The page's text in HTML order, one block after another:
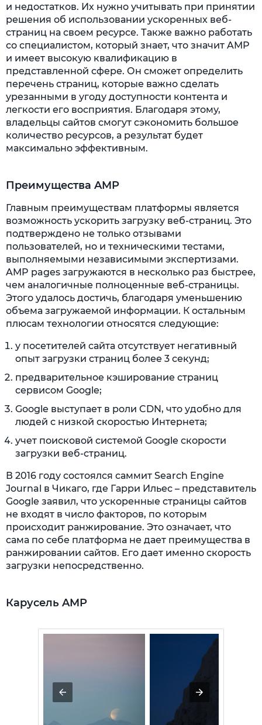
и недостатков. Их нужно учитывать при принятии
решения об использовании ускоренных веб-
страниц на своем ресурсе. Также важно работать
со специалистом, который знает, что значит AMP
и имеет высокую квалификацию в
представленной сфере. Он сможет определить
перечень страниц, которые важно сделать
урезанными в угоду доступности контента и
легкости его восприятия. Благодаря этому,
владельцы сайтов смогут сэкономить большое
количество ресурсов, а результат будет
максимально эффективным.
Преимущества AMP
Главным преимуществам платформы является
возможность ускорить загрузку веб-страниц. Это
подтверждено не только отзывами
пользователей, но и техническими тестами,
выполняемыми независимыми экспертизами.
AMP pages загружаются в несколько раз быстрее,
чем аналогичные полноценные веб-страницы.
Этого удалось достичь, благодаря уменьшению
объема загружаемой информации. К остальным
плюсам технологии относятся следующие:
у посетителей сайта отсутствует негативный
опыт загрузки страниц более 3 секунд;
предварительное кэширование страниц
сервисом Google;
Google выступает в роли CDN, что удобно для
людей с низкой скоростью Интернета;
учет поисковой системой Google скорости
загрузки веб-страниц.
В 2016 году состоялся саммит Search Engine
Journal в Чикаго, где Гарри Ильес – представитель
Google заявил, что ускоренные страницы сайтов
не входят в число факторов, по которым
происходит ранжирование. Это означает, что
сама по себе платформа не дает преимущества в
ранжировании сайтов. Его дает именно скорость
загрузки непосредственно.
Карусель AMP